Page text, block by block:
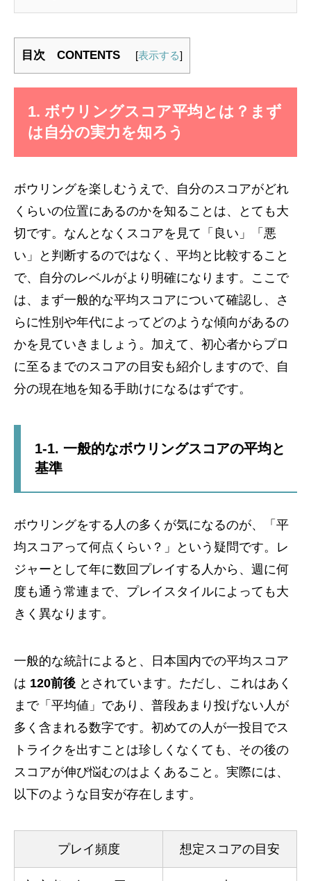
目次 CONTENTS [表示する]
1. ボウリングスコア平均とは？まず
は自分の実力を知ろう
ボウリングを楽しむうえで、自分のスコアがどれ
くらいの位置にあるのかを知ることは、とても大
切です。なんとなくスコアを見て「良い」「悪
い」と判断するのではなく、平均と比較すること
で、自分のレベルがより明確になります。ここで
は、まず一般的な平均スコアについて確認し、さ
らに性別や年代によってどのような傾向があるの
かを見ていきましょう。加えて、初心者からプロ
に至るまでのスコアの目安も紹介しますので、自
分の現在地を知る手助けになるはずです。
1-1. 一般的なボウリングスコアの平均と
基準
ボウリングをする人の多くが気になるのが、「平
均スコアって何点くらい？」という疑問です。レ
ジャーとして年に数回プレイする人から、週に何
度も通う常連まで、プレイスタイルによっても大
きく異なります。
一般的な統計によると、日本国内での平均スコア
は 120前後 とされています。ただし、これはあく
まで「平均値」であり、普段あまり投げない人が
多く含まれる数字です。初めての人が一投目でス
トライクを出すことは珍しくなくても、その後の
スコアが伸び悩むのはよくあること。実際には、
以下のような目安が存在します。
プレイ頻度 想定スコアの目安